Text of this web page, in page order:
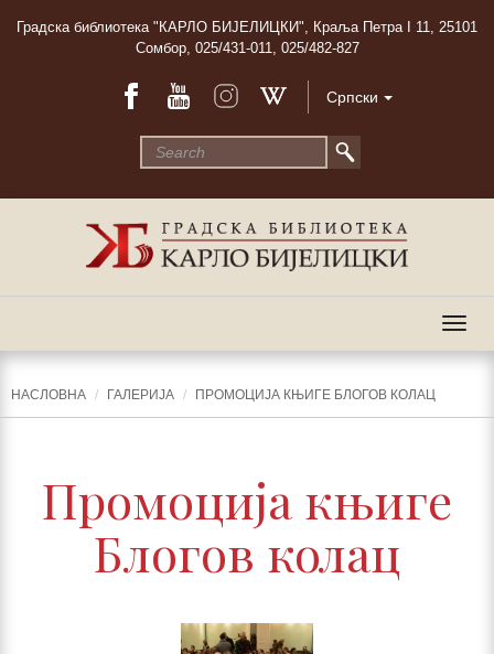
Градска библиотека "КАРЛО БИЈЕЛИЦКИ", Краља Петра I 11, 25101
Сомбор, 025/431-011, 025/482-827
Српски
НАСЛОВНА ГАЛЕРИЈА ПРОМОЦИЈА КЊИГЕ БЛОГОВ КОЛАЦ
Промоција књиге
Блогов колац